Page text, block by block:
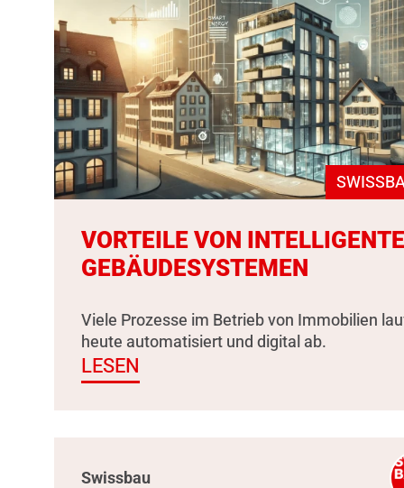
VORTEILE VON
GEBÄUDESYSTEMEN
Viele Prozesse im Betrieb von Immobilien
heute automatisiert und digital ab.
LESEN
Swissbau